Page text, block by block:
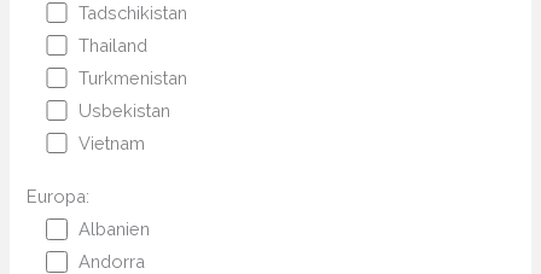
Tadschikistan
Thailand
Turkmenistan
Usbekistan
Vietnam
Europa:
Albanien
Andorra